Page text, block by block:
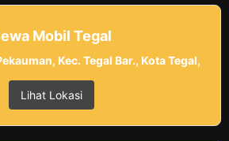
Mobil Tegal
Kec. Tegal Bar., Kota Tegal,
Lihat Lokasi